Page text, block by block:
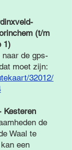
(t/m
1)
de gps-
moet zijn:
32012/
Kesteren
de
Waal te
een